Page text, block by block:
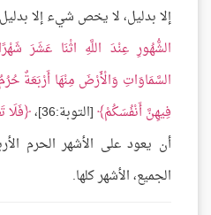
إلا بدليل، لا يخص شيء إلا
الشُّهُورِ عِنْدَ اللَّهِ اثْنَا عَشَرَ
السَّمَاوَاتِ وَالْأَرْضَ مِنْهَا أَرْبَعَةٌ
فِيهِنَّ أَنْفُسَكُمْ [التوبة:36]، فَلَا
أن يعود على الأشهر الحرم
الجميع، الأشهر كلها.